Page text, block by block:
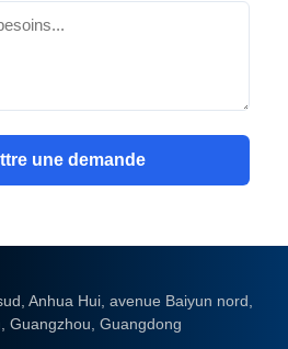
une demande
Anhua Hui, avenue Baiyun nord,
Guangzhou, Guangdong